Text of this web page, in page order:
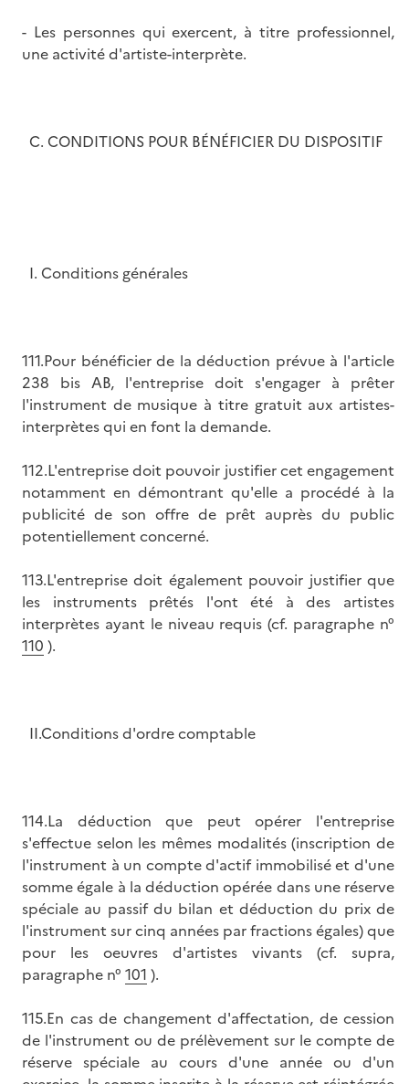
- Les personnes qui exercent, à titre professionnel,
une activité d'artiste-interprète.
C. CONDITIONS POUR BÉNÉFICIER DU DISPOSITIF
I. Conditions générales
111.Pour bénéficier de la déduction prévue à l'article
238 bis AB, l'entreprise doit s'engager à prêter
l'instrument de musique à titre gratuit aux artistes-
interprètes qui en font la demande.
112.L'entreprise doit pouvoir justifier cet engagement
notamment en démontrant qu'elle a procédé à la
publicité de son offre de prêt auprès du public
potentiellement concerné.
113.L'entreprise doit également pouvoir justifier que
les instruments prêtés l'ont été à des artistes
interprètes ayant le niveau requis (cf. paragraphe n°
110 ).
II.Conditions d'ordre comptable
114.La déduction que peut opérer l'entreprise
s'effectue selon les mêmes modalités (inscription de
l'instrument à un compte d'actif immobilisé et d'une
somme égale à la déduction opérée dans une réserve
spéciale au passif du bilan et déduction du prix de
l'instrument sur cinq années par fractions égales) que
pour les oeuvres d'artistes vivants (cf. supra,
paragraphe n° 101 ).
115.En cas de changement d'affectation, de cession
de l'instrument ou de prélèvement sur le compte de
réserve spéciale au cours d'une année ou d'un